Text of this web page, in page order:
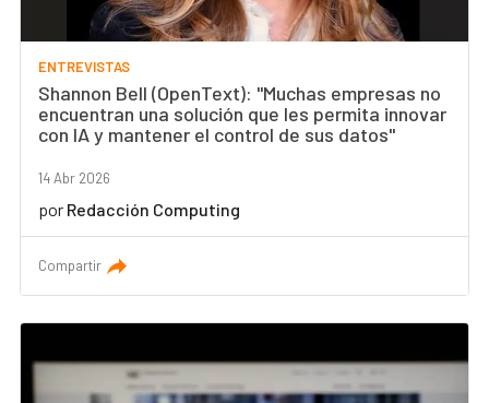
ENTREVISTAS
Shannon Bell (OpenText): "Muchas empresas no
encuentran una solución que les permita innovar
con IA y mantener el control de sus datos"
14 Abr 2026
por Redacción Computing
Compartir